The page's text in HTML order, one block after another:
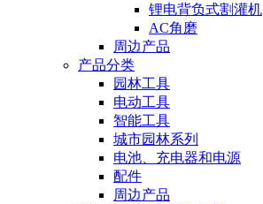
锂电背负式割灌机
AC角磨
周边产品
产品分类
园林工具
电动工具
智能工具
城市园林系列
电池、充电器和电源
配件
周边产品